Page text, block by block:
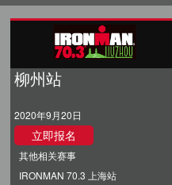
柳州站
2020年9月20日
立即报名
其他相关赛事
IRONMAN 70.3 上海站